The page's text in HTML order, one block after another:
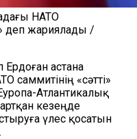
НАТО
деп жариялады /
астана
саммитінің «сәтті»
Атлантикалық
кезеңде
үлес қосатын